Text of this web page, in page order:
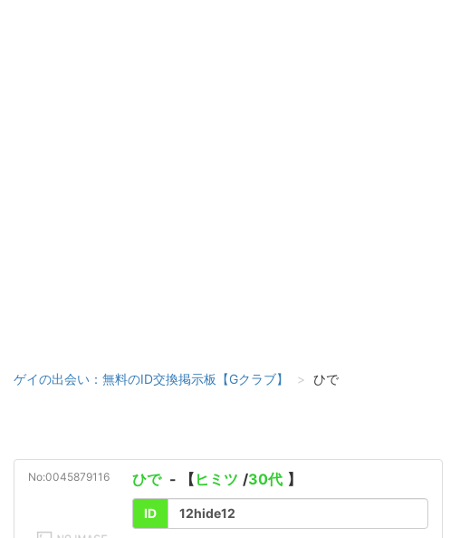
ゲイの出会い：無料のID交換掲示板【Gクラブ】 ひで
No:0045879116 ひで - 【 ヒミツ /30代 】
ID 12hide12